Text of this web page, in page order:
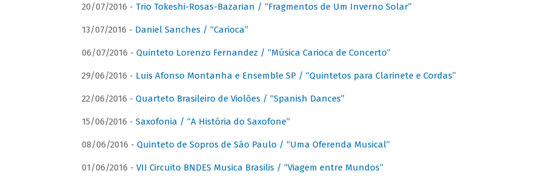
20/07/2016 - Trio Tokeshi-Rosas-Bazarian / “Fragmentos de Um Inverno Solar”
13/07/2016 - Daniel Sanches / “Carioca”
06/07/2016 - Quinteto Lorenzo Fernandez / “Música Carioca de Concerto”
29/06/2016 - Luis Afonso Montanha e Ensemble SP / “Quintetos para Clarinete e Cordas”
22/06/2016 - Quarteto Brasileiro de Violões / “Spanish Dances”
15/06/2016 - Saxofonia / “A História do Saxofone”
08/06/2016 - Quinteto de Sopros de São Paulo / “Uma Oferenda Musical”
01/06/2016 - VII Circuito BNDES Musica Brasilis / “Viagem entre Mundos”